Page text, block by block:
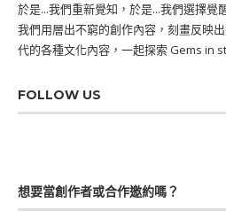
於是...我們重新覺知，於是...我們選擇覺
我們用層出不窮的創作內容，刻畫反映
代的各種文化內容，一起探索 Gems in
FOLLOW US
想要當創作者或合作邀約嗎？